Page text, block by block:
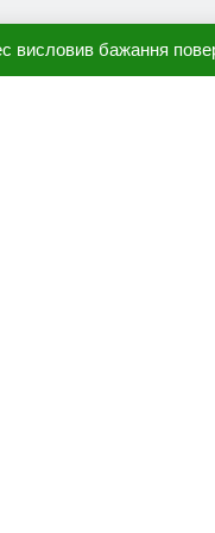
висловив бажання